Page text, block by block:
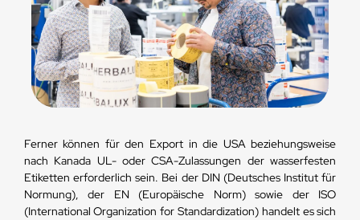
Ferner können für den Export in die USA beziehungsweise
nach Kanada UL- oder CSA-Zulassungen der wasserfesten
Etiketten erforderlich sein. Bei der DIN (Deutsches Institut für
Normung), der EN (Europäische Norm) sowie der ISO
(International Organization for Standardization) handelt es sich